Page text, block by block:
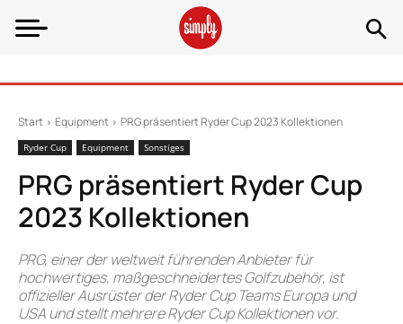
Start Equipment PRG präsentiert Ryder Cup 2023 Kollektionen
Ryder Cup Equipment Sonstiges
PRG präsentiert Ryder Cup
2023 Kollektionen
PRG, einer der weltweit führenden Anbieter für
hochwertiges, maßgeschneidertes Golfzubehör, ist
offizieller Ausrüster der Ryder Cup Teams Europa und
USA und stellt mehrere Ryder Cup Kollektionen vor.